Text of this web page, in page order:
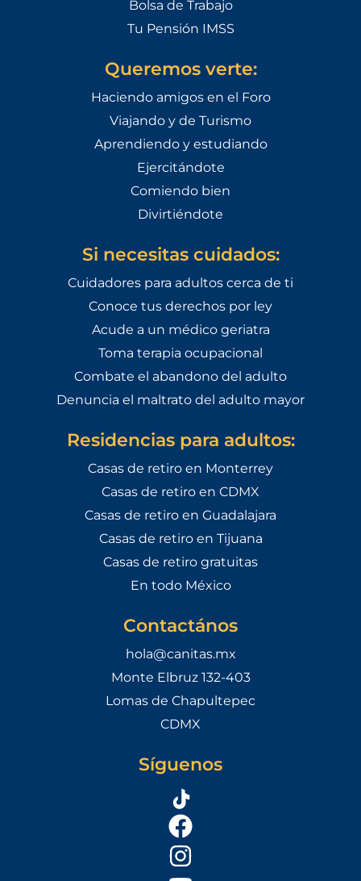
Bolsa de Trabajo
Tu Pensión IMSS
Queremos verte:
Haciendo amigos en el Foro
Viajando y de Turismo
Aprendiendo y estudiando
Ejercitándote
Comiendo bien
Divirtiéndote
Si necesitas cuidados:
Cuidadores para adultos cerca de ti
Conoce tus derechos por ley
Acude a un médico geriatra
Toma terapia ocupacional
Combate el abandono del adulto
Denuncia el maltrato del adulto mayor
Residencias para adultos:
Casas de retiro en Monterrey
Casas de retiro en CDMX
Casas de retiro en Guadalajara
Casas de retiro en Tijuana
Casas de retiro gratuitas
En todo México
Contactános
hola@canitas.mx
Monte Elbruz 132-403
Lomas de Chapultepec
CDMX
Síguenos